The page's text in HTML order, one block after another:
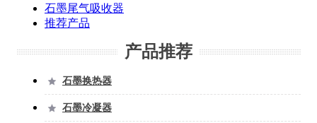
石墨尾气吸收器
推荐产品
产品推荐
 石墨换热器
 石墨冷凝器